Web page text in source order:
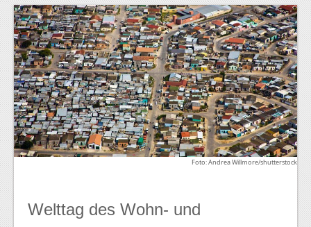
Foto: Andrea Willmore/shutterstock
Welttag des Wohn- und